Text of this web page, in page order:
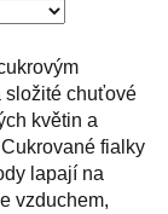
složité chuťové
květin a
fialky
lapají na
vzduchem,